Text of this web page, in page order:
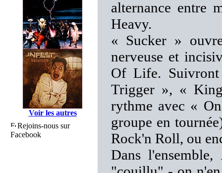
Voir les autres
Rejoins-nous sur
Facebook
alternance entre
Heavy.
« Sucker »
nerveuse et
Of Life.
Trigger », «
rythme avec «
groupe en
Rock'n Roll, ou
Dans l'ensemble,